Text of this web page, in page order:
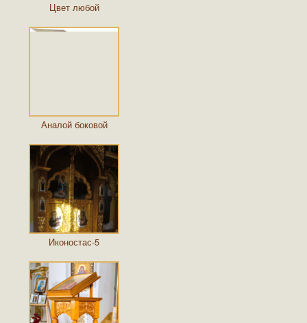
Цвет любой
Аналой боковой
Иконостас-5